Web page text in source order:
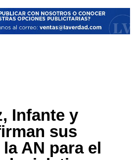
Infante y
sus
AN para el